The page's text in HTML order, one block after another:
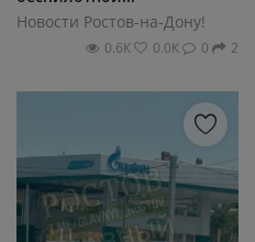
Новости Ростов-на-Дону!
0.6К 0.0К 0 2